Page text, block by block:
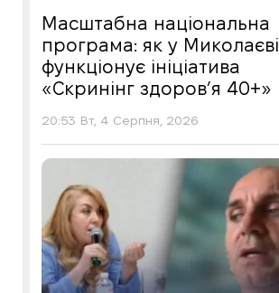
Масштабна національна
програма: як у Миколаєві
функціонує ініціатива
«Скринінг здоровʼя 40+»
20:53 Вт, 4 Серпня, 2026